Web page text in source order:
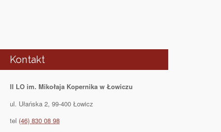
Kontakt
II LO im. Mikołaja Kopernika w Łowiczu
ul. Ułańska 2, 99-400 Łowicz
tel (46) 830 08 98